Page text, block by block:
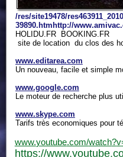
www.editarea.com
Un nouveau, facile et simple moyen
www.google.com
Le moteur de recherche plus utilisé
Tarifs très economiques pour
https://www.youtube
Descriptif des hogues
https://youtu.be/1rfgzSsTgAc